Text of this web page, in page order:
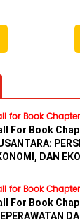
for Book Chapter
For Book
DAN
for Book Chapter
For Book